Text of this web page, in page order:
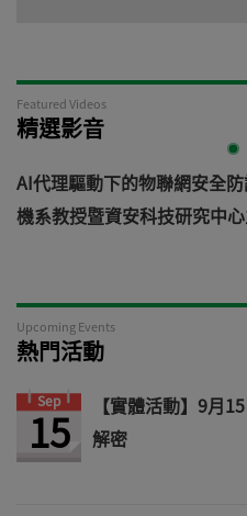
Featured Videos
精選影音
AI代理驅動下的物聯網安全
機系教授暨資安科技研究中
Upcoming Events
熱門活動
Sep
15
【實體活動】9月
解密